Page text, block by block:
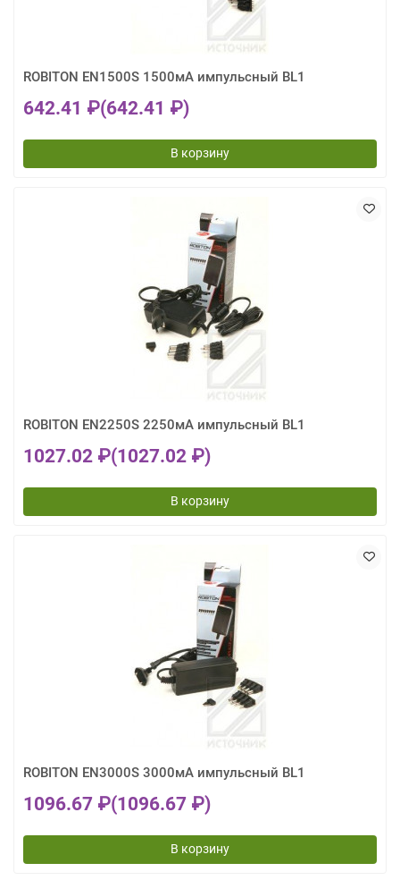
ROBITON EN1500S 1500мА импульсный BL1
642.41 ₽(642.41 ₽)
В корзину
ROBITON EN2250S 2250мА импульсный BL1
1027.02 ₽(1027.02 ₽)
В корзину
ROBITON EN3000S 3000мА импульсный BL1
1096.67 ₽(1096.67 ₽)
В корзину